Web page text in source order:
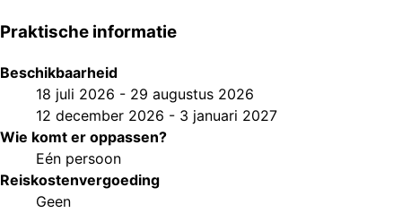
Praktische informatie
Beschikbaarheid
18 juli 2026 - 29 augustus 2026
12 december 2026 - 3 januari 2027
Wie komt er oppassen?
Eén persoon
Reiskostenvergoeding
Geen